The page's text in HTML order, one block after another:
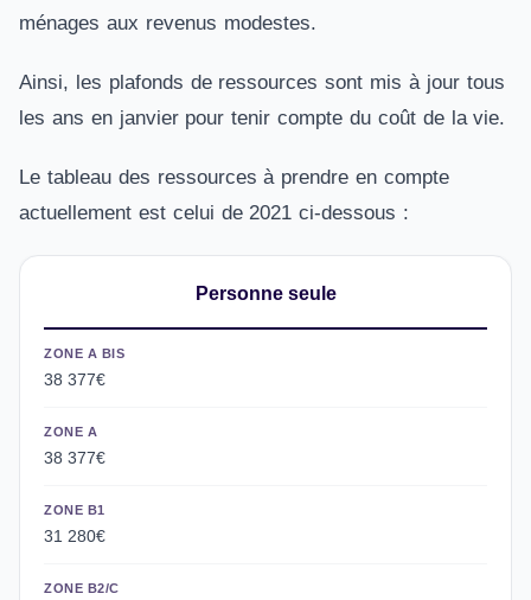
ménages aux revenus modestes.
Ainsi, les plafonds de ressources sont mis à jour tous
les ans en janvier pour tenir compte du coût de la vie.
Le tableau des ressources à prendre en compte
actuellement est celui de 2021 ci-dessous :
Personne seule
ZONE A BIS
38 377€
ZONE A
38 377€
ZONE B1
31 280€
ZONE B2/C